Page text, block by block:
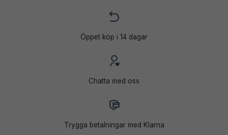
Öppet köp i 14 dagar
Chatta med oss
Trygga betalningar med Klarna